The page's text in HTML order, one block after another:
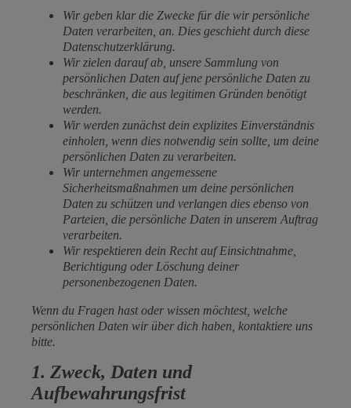
Wir geben klar die Zwecke für die wir persönliche
Daten verarbeiten, an. Dies geschieht durch diese
Datenschutzerklärung.
Wir zielen darauf ab, unsere Sammlung von
persönlichen Daten auf jene persönliche Daten zu
beschränken, die aus legitimen Gründen benötigt
werden.
Wir werden zunächst dein explizites Einverständnis
einholen, wenn dies notwendig sein sollte, um deine
persönlichen Daten zu verarbeiten.
Wir unternehmen angemessene
Sicherheitsmaßnahmen um deine persönlichen
Daten zu schützen und verlangen dies ebenso von
Parteien, die persönliche Daten in unserem Auftrag
verarbeiten.
Wir respektieren dein Recht auf Einsichtnahme,
Berichtigung oder Löschung deiner
personenbezogenen Daten.
Wenn du Fragen hast oder wissen möchtest, welche
persönlichen Daten wir über dich haben, kontaktiere uns
bitte.
1. Zweck, Daten und
Aufbewahrungsfrist